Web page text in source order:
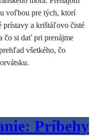
voľbou pre tých, ktorí
prístavy a krištáľovo čisté
čo si dať pri prenájme
všetkého, čo
Príbehy